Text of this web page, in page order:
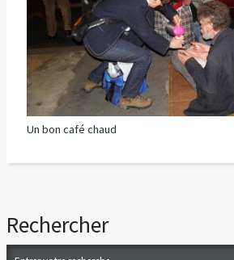
Rechercher
Un bon café chaud